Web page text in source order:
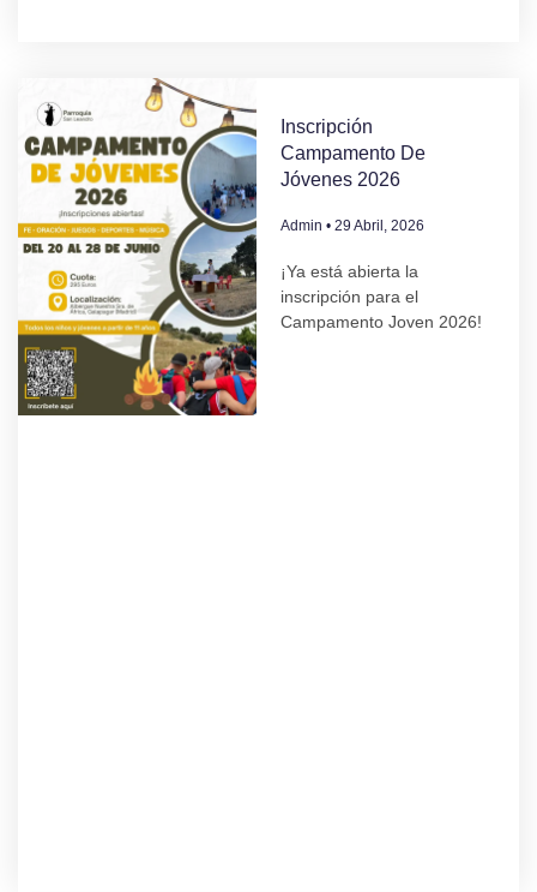
Inscripción
Campamento De
Jóvenes 2026
Admin 29 Abril, 2026
¡Ya está abierta la
inscripción para el
Campamento Joven 2026!